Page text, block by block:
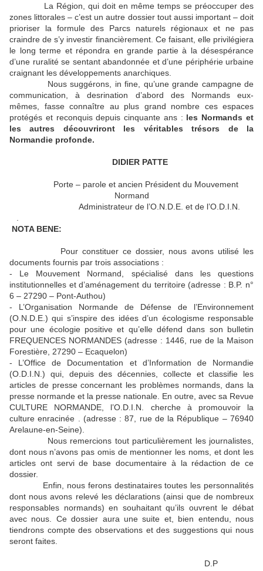
La Région, qui doit en même temps se préoccuper des
zones littorales – c’est un autre dossier tout aussi important – doit
prioriser la formule des Parcs naturels régionaux et ne pas
craindre de s’y investir financièrement. Ce faisant, elle privilégiera
le long terme et répondra en grande partie à la désespérance
d’une ruralité se sentant abandonnée et d’une périphérie urbaine
craignant les développements anarchiques.
Nous suggérons, in fine, qu’une grande campagne de
communication, à desrination d’abord des Normands eux-
mêmes, fasse connaître au plus grand nombre ces espaces
protégés et reconquis depuis cinquante ans : les Normands et
les autres découvriront les véritables trésors de la
Normandie profonde.
DIDIER PATTE
Porte – parole et ancien Président du Mouvement
Normand
Administrateur de l’O.N.D.E. et de l’O.D.I.N.
NOTA BENE:
Pour constituer ce dossier, nous avons utilisé les
documents fournis par trois associations :
- Le Mouvement Normand, spécialisé dans les questions
institutionnelles et d’aménagement du territoire (adresse : B.P. n°
6 – 27290 – Pont-Authou)
- L’Organisation Normande de Défense de l’Environnement
(O.N.D.E.) qui s’inspire des idées d’un écologisme responsable
pour une écologie positive et qu’elle défend dans son bulletin
FREQUENCES NORMANDES (adresse : 1446, rue de la Maison
Forestière, 27290 – Ecaquelon)
- L’Office de Documentation et d’Information de Normandie
(O.D.I.N.) qui, depuis des décennies, collecte et classifie les
articles de presse concernant les problèmes normands, dans la
presse normande et la presse nationale. En outre, avec sa Revue
CULTURE NORMANDE, l’O.D.I.N. cherche à promouvoir la
culture enracinée . (adresse : 87, rue de la République – 76940
Arelaune-en-Seine).
Nous remercions tout particulièrement les journalistes,
dont nous n’avons pas omis de mentionner les noms, et dont les
articles ont servi de base documentaire à la rédaction de ce
dossier.
Enfin, nous ferons destinataires toutes les personnalités
dont nous avons relevé les déclarations (ainsi que de nombreux
responsables normands) en souhaitant qu’ils ouvrent le débat
avec nous. Ce dossier aura une suite et, bien entendu, nous
tiendrons compte des observations et des suggestions qui nous
seront faites.
D.P